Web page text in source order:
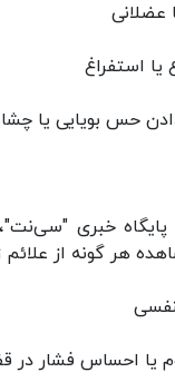
عضلانی
یا استفراغ
حس بویایی یا
خبری
هر گونه از
یا احساس فشار در